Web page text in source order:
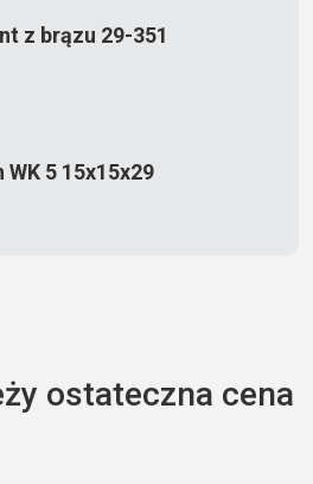
z brązu 29-351
WK 5 15x15x29
2
ostateczna cena